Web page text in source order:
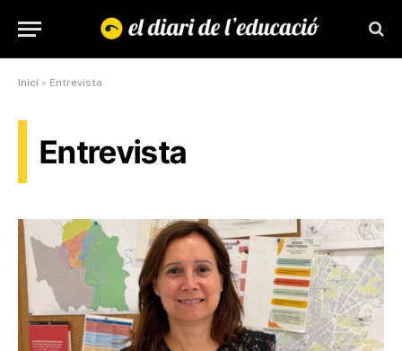
Inici » Entrevista
Entrevista